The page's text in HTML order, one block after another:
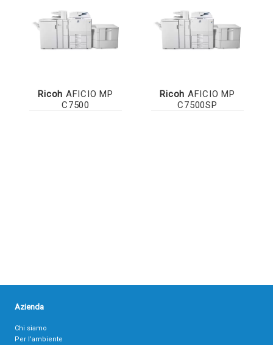
Ricoh AFICIO MP
C7500
Ricoh AFICIO MP
C7500SP
Azienda
Chi siamo
Per l’ambiente